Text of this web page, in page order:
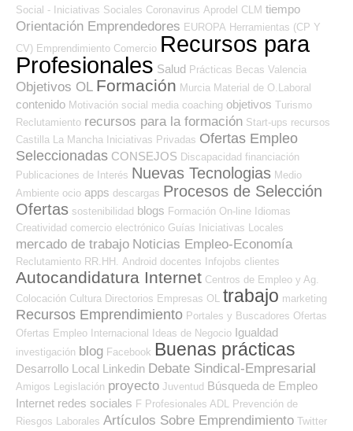
Social - Iniciativas Sociales Coronavirus Aprodel CLM tiempo
Orientación Emprendedores EUROPA Herramientas (CP Y
CV) Emprendimiento Comercio Recursos para
Profesionales Salud Prácticas Becas Valencia
Objetivos OL Formación Murcia Material de O.Laboral
contenido Motivación social media coaching objetivos Turismo
Reclutamiento recursos para la formación Start-ups recursos
Castilla La Mancha Iniciativas Privadas Ofertas Empleo
Seleccionadas CONSEJOS Discapacidad financiación
Publicaciones de Interés Nuevas Tecnologias Medio
Ambiente ocio apps descargas Procesos de Selección
Ofertas sostenibilidad blogs Formación On-line Idiomas
Creatividad comercio electrónico Guías Iniciativas Locales
mercado de trabajo Noticias Empleo-Economía
Reclutamiento RR.HH. Android docentes Infojobs clientes
Autocandidatura Internet Centros de Empleo y Ag.
Colocación Cultura Directorios Empresas OL trabajo marketing
Recursos Emprendimiento Portales y Buscadores Ofertas
Ofertas Empleo Internacional
Ideas de Negocio Igualdad
investigación blog Facebook Buenas prácticas
Desarrollo Local Linkedin Debate Sindical-Empresarial
Amigos Legislación proyecto Juventud Búsqueda de Empleo
Internet redes sociales F Profesionales ADL Prevención de
Riesgos Laborales Artículos Sobre Emprendimiento Twitter